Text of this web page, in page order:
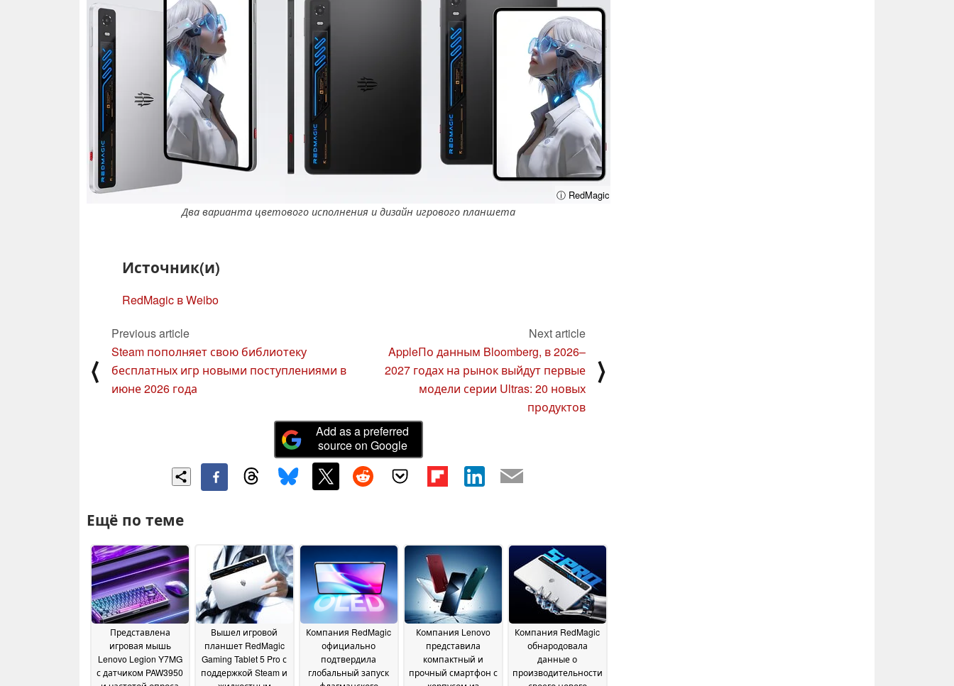
ⓘ RedMagic
Два варианта цветового исполнения и дизайн игрового планшета
Источник(и)
RedMagic в Weibo
⟨
Previous article
Steam пополняет свою библиотеку
бесплатных игр новыми поступлениями в
июне 2026 года
Next article
AppleПо данным Bloomberg, в 2026–
2027 годах на рынок выйдут первые
модели серии Ultras: 20 новых
продуктов
⟩
Add as a preferred
source on Google
Ещё по теме
Представлена
игровая мышь
Lenovo Legion Y7MG
с датчиком PAW3950
Вышел игровой
планшет RedMagic
Gaming Tablet 5 Pro с
поддержкой Steam и
Компания RedMagic
официально
подтвердила
глобальный запуск
Компания Lenovo
представила
компактный и
прочный смартфон с
Компания RedMagic
обнародовала
данные о
производительности